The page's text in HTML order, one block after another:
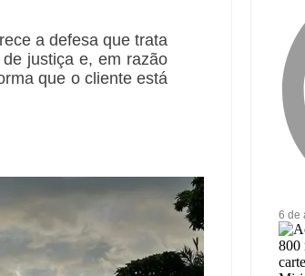
a defesa que trata
justiça e, em razão
que o cliente está
6 de